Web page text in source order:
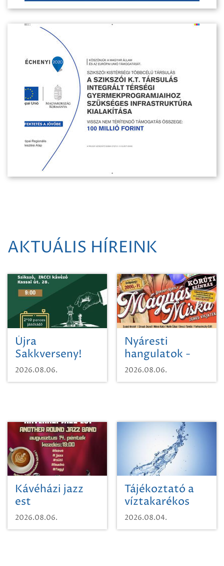
AKTUÁLIS HÍREINK
Újra
Sakkverseny!
2026.08.06.
Nyáresti
hangulatok -
Mágnás Miska
2026.08.06.
Kávéházi jazz
est
2026.08.06.
Tájékoztató a
víztakarékos
vízhasználatról
2026.08.04.